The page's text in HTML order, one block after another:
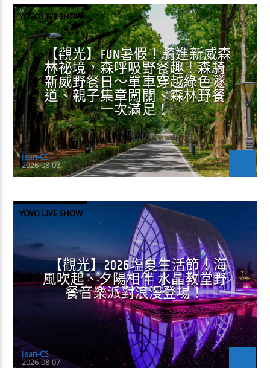
YOYO LIVE SHOW
【觀光】FUN暑假！騎進新威森
林祕境，森呼吸野餐趣！森騎
新威野餐日～單車穿越綠色隧
道、親子集章闖關、森林野餐
一次滿足！
Jean-CS
2026-08-07
YOYO LIVE SHOW
【觀光】2026塩夏生活節！海
風吹起、夕陽相伴 水晶教堂野
餐音樂派對浪漫登場！
Jean-CS
2026-08-07